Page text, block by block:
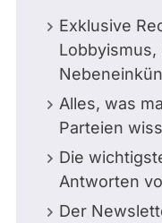
Exklusive
Alles, was
Parteien
Die
Antworten
Der